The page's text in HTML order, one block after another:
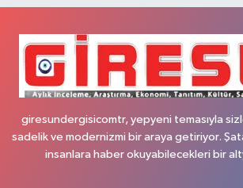
giresundergisicomtr, yepyeni temasıyla
sadelik ve modernizmi bir araya getiriyor.
insanlara haber okuyabilecekleri bir